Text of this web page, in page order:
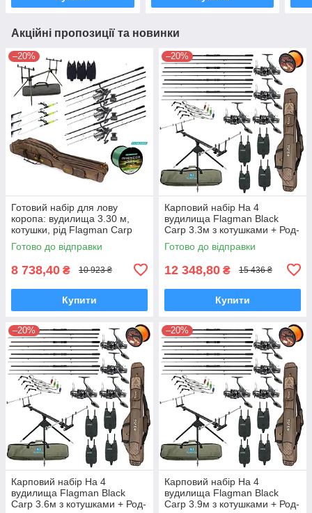
Акційні пропозиції та новинки
–20%
Готовий набір для лову
коропа: вудилища 3.30 м,
котушки, рід Flagman Carp
Pro
Готово до відправки
8 738,40 ₴ 10 923 ₴
Купити
–20%
Карповий набір На 4
вудилища Flagman Black
Carp 3.3м з котушками + Род-
под + Сигназатори + Чохол
Готово до відправки
12 348,80 ₴ 15 436 ₴
Купити
–20%
Карповий набір На 4
вудилища Flagman Black
Carp 3.6м з котушками + Род-
–20%
Карповий набір На 4
вудилища Flagman Black
Carp 3.9м з котушками + Род-